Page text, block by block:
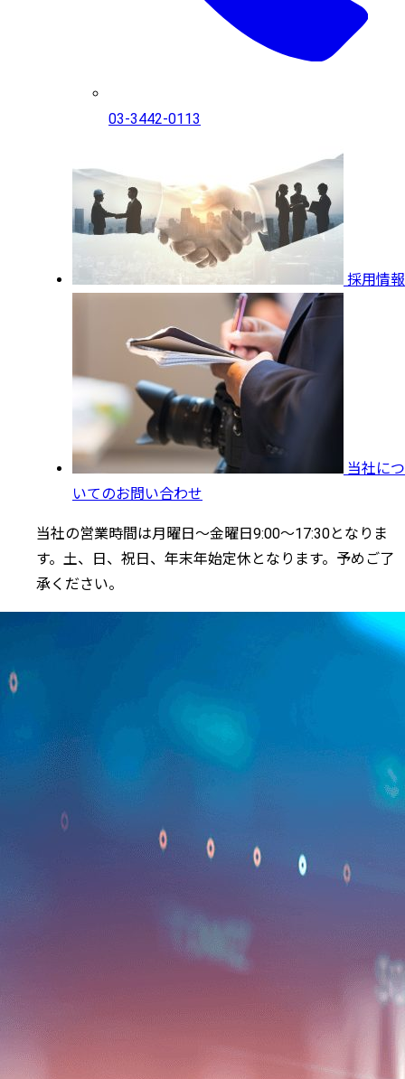
03-3442-0113
採用情報
当社につ
いてのお問い合わせ
当社の営業時間は月曜日～金曜日9:00～17:30となりま
す。土、日、祝日、年末年始定休となります。予めご了
承ください。